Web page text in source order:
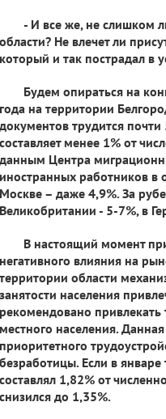
- И все же, не слишком
области? Не влечет ли
который и так пострадал в
Будем опираться на
года на территории
документов трудится
составляет менее 1% от
данным Центра
иностранных работников в
Москве – даже 4,9%. За
Великобритании - 5-7%, в
В настоящий момент
негативного влияния на
территории области
занятости населения
рекомендовано привлекать
местного населения.
приоритетного
безработицы. Если в
составлял 1,82% от
снизился до 1,35%.